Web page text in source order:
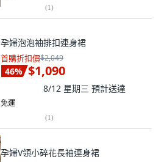
(1)
孕婦泡泡袖排扣連身裙
首購折扣價$2,049
46% $1,090
8/12 星期三 預計送達
免運
(1)
孕婦V領小碎花長袖連身裙